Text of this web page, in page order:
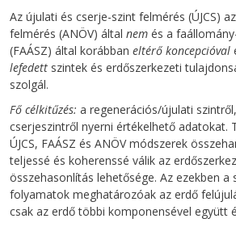
Az újulati és cserje-szint felmérés (ÚJCS)
felmérés (ANÖV) által nem és a
(FAÁSZ) által korábban eltérő koncepcióval
lefedett szintek és erdőszerkezeti
szolgál.
Fő célkitűzés: a regenerációs/újulati
cserjeszintről nyerni értékelhető adatokat.
ÚJCS, FAÁSZ és ANÖV módszerek
teljessé és koherenssé válik az
összehasonlítás lehetősége. Az ezekben a
folyamatok meghatározóak az erdő
csak az erdő többi komponensével együtt